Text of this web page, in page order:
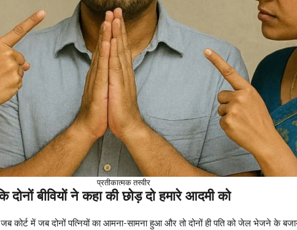
प्रतीकात्मक तस्वीर
दोनों बीवियों ने कहा की छोड़ दो हमारे आदमी को
कोर्ट में जब दोनों पत्नियों का आमना-सामना हुआ और तो दोनों ही पति को जेल भेजने के